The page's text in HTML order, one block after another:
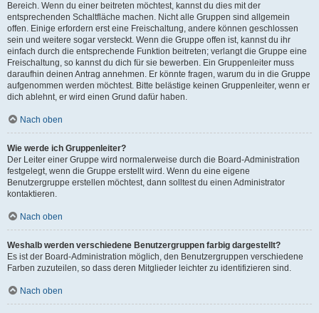
Bereich. Wenn du einer beitreten möchtest, kannst du dies mit der
entsprechenden Schaltfläche machen. Nicht alle Gruppen sind allgemein
offen. Einige erfordern erst eine Freischaltung, andere können geschlossen
sein und weitere sogar versteckt. Wenn die Gruppe offen ist, kannst du ihr
einfach durch die entsprechende Funktion beitreten; verlangt die Gruppe eine
Freischaltung, so kannst du dich für sie bewerben. Ein Gruppenleiter muss
daraufhin deinen Antrag annehmen. Er könnte fragen, warum du in die Gruppe
aufgenommen werden möchtest. Bitte belästige keinen Gruppenleiter, wenn er
dich ablehnt, er wird einen Grund dafür haben.
Nach oben
Wie werde ich Gruppenleiter?
Der Leiter einer Gruppe wird normalerweise durch die Board-Administration
festgelegt, wenn die Gruppe erstellt wird. Wenn du eine eigene
Benutzergruppe erstellen möchtest, dann solltest du einen Administrator
kontaktieren.
Nach oben
Weshalb werden verschiedene Benutzergruppen farbig dargestellt?
Es ist der Board-Administration möglich, den Benutzergruppen verschiedene
Farben zuzuteilen, so dass deren Mitglieder leichter zu identifizieren sind.
Nach oben